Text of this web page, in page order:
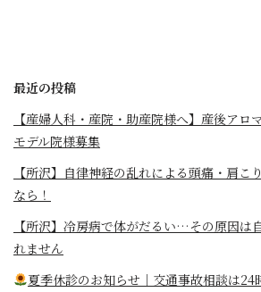
最近の投稿
【産婦人科・産院・助産院様へ】産後アロ
モデル院様募集
【所沢】自律神経の乱れによる頭痛・肩こ
なら！
【所沢】冷房病で体がだるい…その原因は
れません
夏季休診のお知らせ｜交通事故相談は